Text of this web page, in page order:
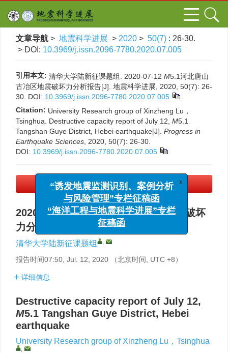
文章导航 > 地震科学进展 > 2020 > 50(7) : 26-30.
> DOI: 10.3969/j.issn.2096-7780.2020.07.005
引用本文: 清华大学陆新征课题组. 2020-07-12 M5.1河北唐山
古冶区地震破坏力分析报告[J]. 地震科学进展, 2020, 50(7): 26-
30. DOI: 10.3969/j.issn.2096-7780.2020.07.005
Citation: University Research group of Xinzheng Lu，
Tsinghua. Destructive capacity report of July 12, M5.1
Tangshan Guye District, Hebei earthquake[J]. Progress in
Earthquake Sciences , 2020, 50(7): 26-30.
DOI: 10.3969/j.issn.2096-7780.2020.07.005
PDF下载(1051 KB)
2020-07-12M5.1河北唐山古冶区地震破坏
力分析报告
清华大学陆新征课题组 ,
报告时间07:50, Jul. 12, 2020 （北京时间, UTC +8）
详细信息
Destructive capacity report of July 12,
M5.1 Tangshan Guye District, Hebei
earthquake
University Research group of Xinzheng Lu，Tsinghua
,
“诱发地震监测识别、案例分析
与风险管理”专栏征稿函
“海洋工程与地震科学进展”专栏
征稿函